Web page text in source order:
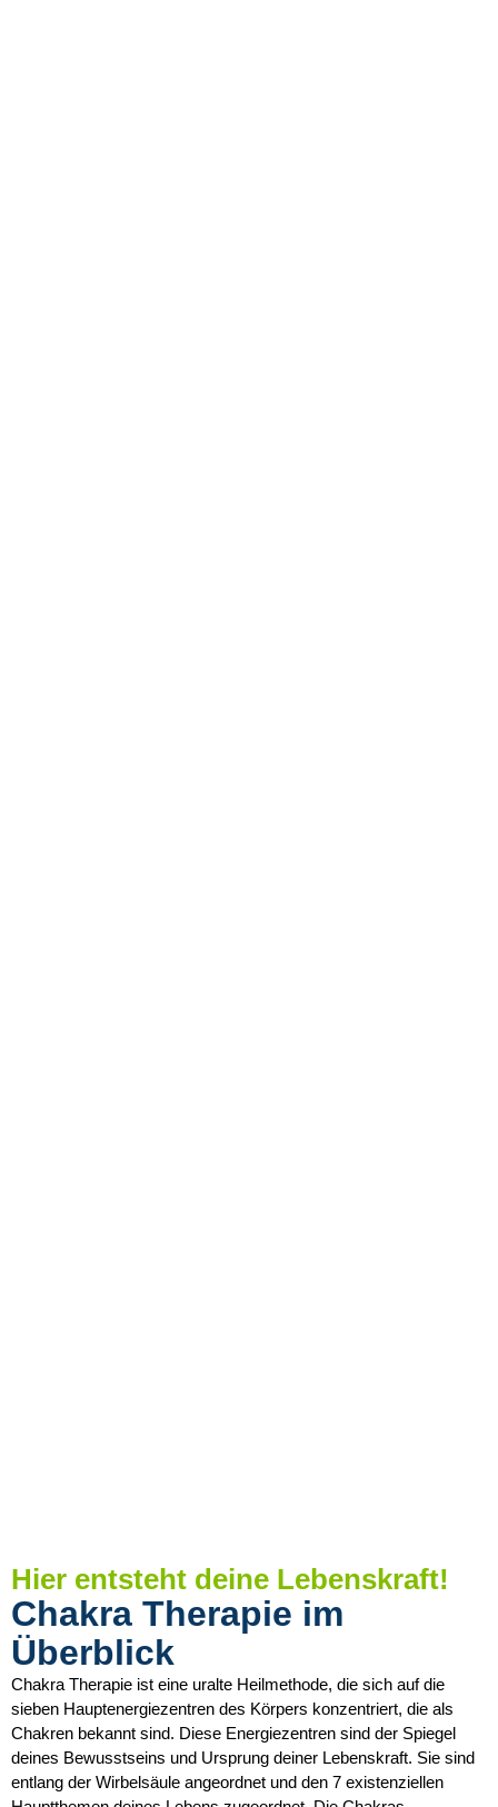
Hier entsteht deine Lebenskraft!
Chakra Therapie im
Überblick
Chakra Therapie ist eine uralte Heilmethode, die sich auf die
sieben Hauptenergiezentren des Körpers konzentriert, die als
Chakren bekannt sind. Diese Energiezentren sind der Spiegel
deines Bewusstseins und Ursprung deiner Lebenskraft. Sie sind
entlang der Wirbelsäule angeordnet und den 7 existenziellen